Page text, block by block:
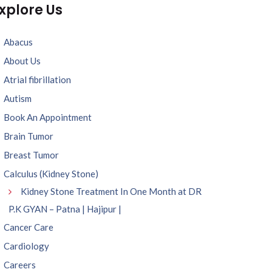
Us
Abacus
About Us
Atrial fibrillation
Autism
Book An Appointment
Brain Tumor
Breast Tumor
Calculus (Kidney Stone)
Kidney Stone Treatment In One Month at DR
P.K GYAN – Patna | Hajipur |
Cancer Care
Cardiology
Careers